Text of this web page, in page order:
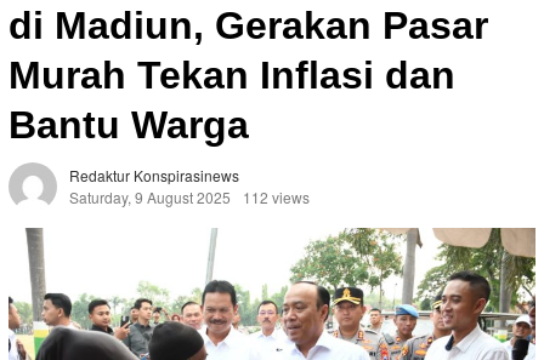
di Madiun, Gerakan Pasar
Murah Tekan Inflasi dan
Bantu Warga
Redaktur Konspirasinews
Saturday, 9 August 2025
112 views